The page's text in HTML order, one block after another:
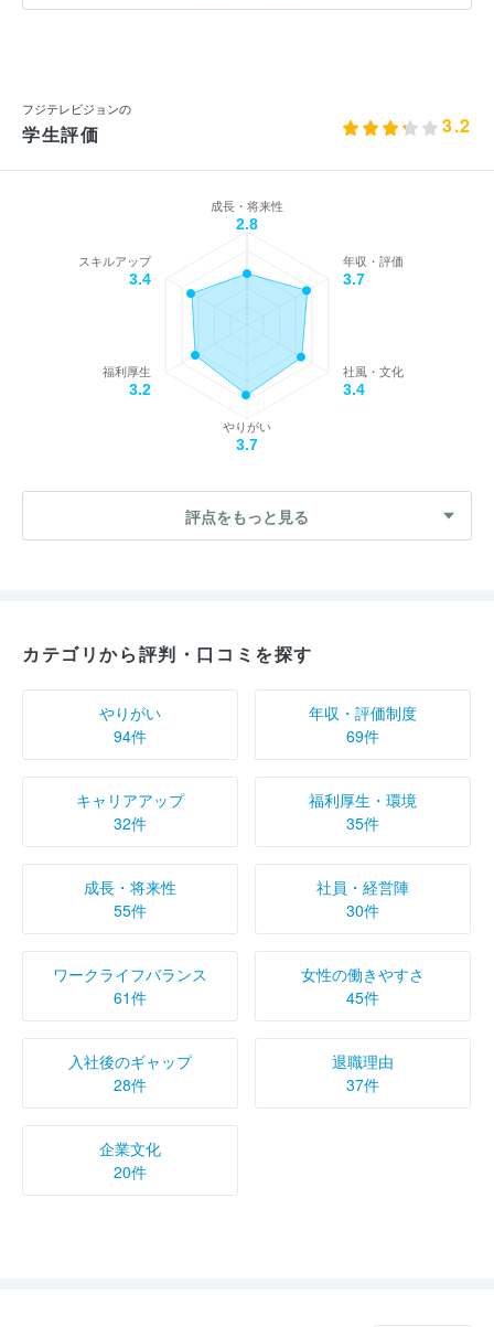
フジテレビジョンの
学生評価 3.2
成長・将来性
2.8
年収・評価
3.7
社風・文化
3.4
やりがい
3.7
福利厚生
3.2
スキルアップ
3.4
評点をもっと見る
カテゴリから評判・口コミを探す
やりがい
94件
年収・評価制度
69件
キャリアアップ
32件
福利厚生・環境
35件
成長・将来性
55件
社員・経営陣
30件
ワークライフバランス
61件
女性の働きやすさ
45件
入社後のギャップ
28件
退職理由
37件
企業文化
20件